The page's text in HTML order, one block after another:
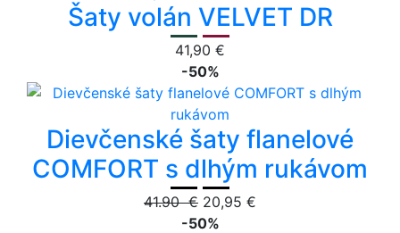
Šaty volán VELVET DR
41,90 €
-50%
Dievčenské šaty flanelové
COMFORT s dlhým rukávom
41.90 € 20,95 €
-50%